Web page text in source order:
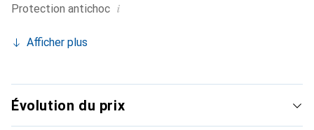
Protection antichoc i
Afficher plus
Évolution du prix